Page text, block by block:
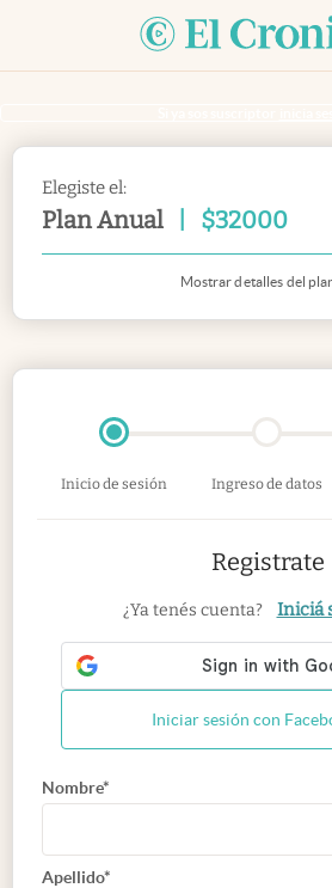
Elegiste el:
Plan Anual $32000
Mostrar detalles del
Inicio de sesión Ingreso de datos
Registrate
¿Ya tenés cuenta? Iniciá
Iniciar sesión con
Nombre*
Apellido*